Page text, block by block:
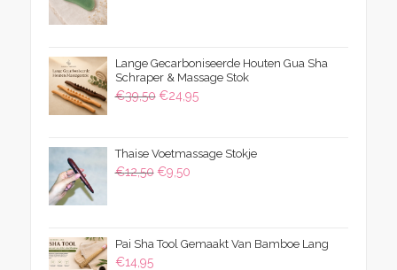
Lange Gecarboniseerde Houten Gua Sha
Schraper & Massage Stok
€39,50 Oorspronkelijke
€39,50.
€24,95Huidige
€24,95.
Thaise Voetmassage Stokje
€12,50 Oorspronkelijke
€9,50Huidige
Pai Sha Tool Gemaakt Van Bamboe Lang
€14,95